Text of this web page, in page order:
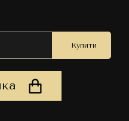
Купити